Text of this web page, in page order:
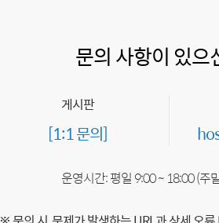
문의 사항이 있으
게시판
[1:1 문의]
운영시간: 평일 9:00 ~ 18:00 (주